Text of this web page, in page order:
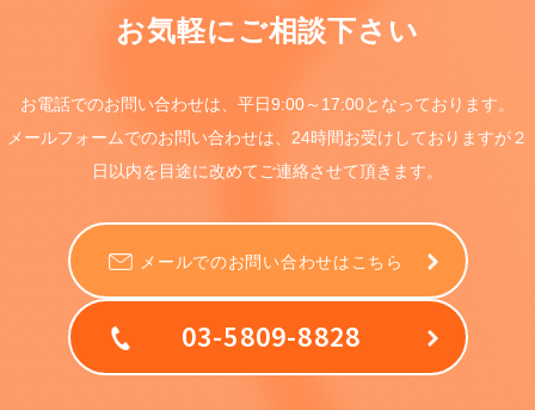
お気軽にご相談下さい
お電話でのお問い合わせは、 平日9:00～17:00となっております。
メールフォームでのお問い合わせは、 24時間お受けしておりますが２
日以内を目途に改めてご連絡させて頂きます。
メールでのお問い合わせはこちら
03-5809-8828